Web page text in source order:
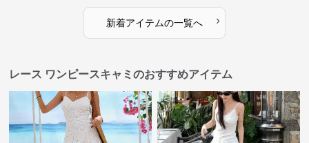
新着アイテムの一覧へ ›
レース ワンピースキャミのおすすめアイテム